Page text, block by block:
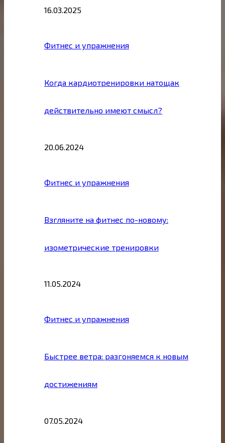
16.03.2025
Фитнес и упражнения
Когда кардиотренировки натощак
действительно имеют смысл?
20.06.2024
Фитнес и упражнения
Взгляните на фитнес по-новому:
изометрические тренировки
11.05.2024
Фитнес и упражнения
Быстрее ветра: разгоняемся к новым
достижениям
07.05.2024